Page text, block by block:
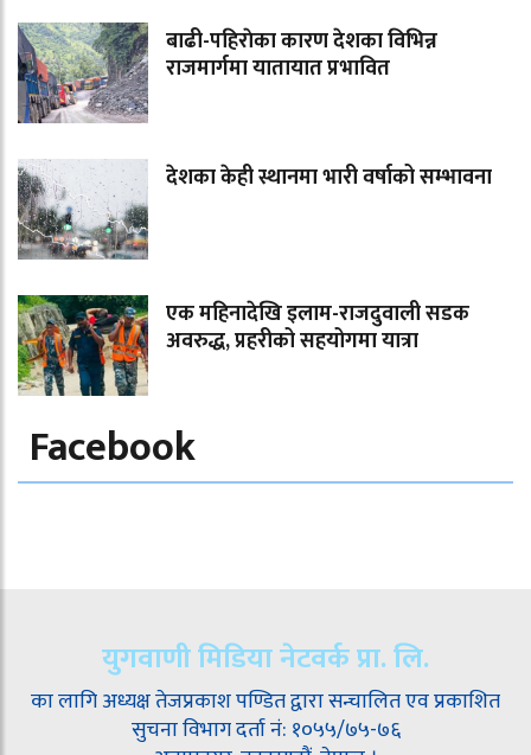
बाढी-पहिराेका कारण देशका विभिन्न
राजमार्गमा यातायात प्रभावित
देशका केही स्थानमा भारी वर्षाको सम्भावना
एक महिनादेखि इलाम-राजदुवाली सडक
अवरुद्ध, प्रहरीको सहयोगमा यात्रा
Facebook
युगवाणी मिडिया नेटवर्क प्रा. लि.
का लागि अध्यक्ष तेजप्रकाश पण्डित द्वारा सन्चालित एव प्रकाशित
सुचना विभाग दर्ता नं: १०५५/७५-७६